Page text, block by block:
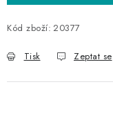
Kód zboží: 20377
Tisk Zeptat se